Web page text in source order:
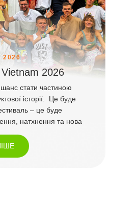
2026
2026
шанс стати частиною
історії. Це буде
– це буде
натхнення та нова